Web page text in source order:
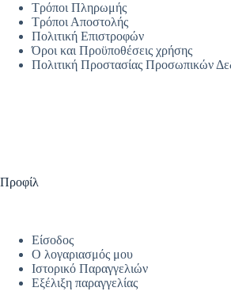
Τρόποι Πληρωμής
Τρόποι Αποστολής
Πολιτική Επιστροφών
Όροι και Προϋποθέσεις χρήσης
Πολιτική Προστασίας Προσωπικών
Προφίλ
Είσοδος
Ο λογαριασμός μου
Ιστορικό Παραγγελιών
Εξέλιξη παραγγελίας